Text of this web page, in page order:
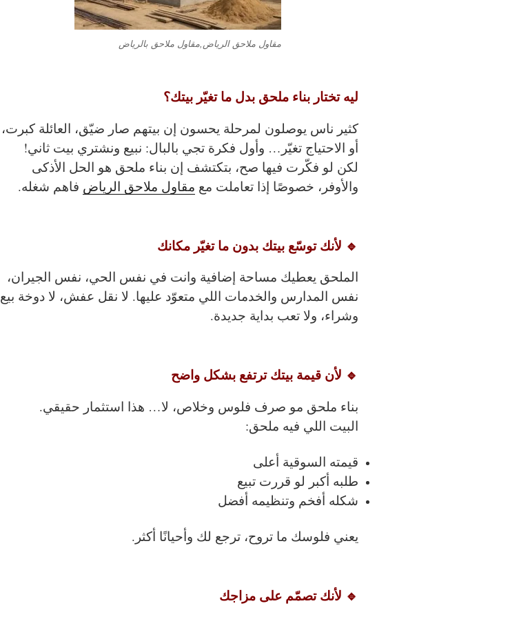
مقاول ملاحق الرياض,مقاول ملاحق بالرياض
ليه تختار بناء ملحق بدل ما تغيّر بيتك؟
كثير ناس يوصلون لمرحلة يحسون إن بيتهم صار ضيّق، العائلة كبرت،
أو الاحتياج تغيّر… وأول فكرة تجي بالبال: نبيع ونشتري بيت ثاني!
لكن لو فكّرت فيها صح، بتكتشف إن بناء ملحق هو الحل الأذكى
والأوفر، خصوصًا إذا تعاملت مع مقاول ملاحق الرياض فاهم شغله.
🔹 لأنك توسّع بيتك بدون ما تغيّر مكانك
الملحق يعطيك مساحة إضافية وانت في نفس الحي، نفس الجيران،
نفس المدارس والخدمات اللي متعوّد عليها. لا نقل عفش، لا دوخة بيع
وشراء، ولا تعب بداية جديدة.
🔹 لأن قيمة بيتك ترتفع بشكل واضح
بناء ملحق مو صرف فلوس وخلاص، لا… هذا استثمار حقيقي.
البيت اللي فيه ملحق:
قيمته السوقية أعلى
طلبه أكبر لو قررت تبيع
شكله أفخم وتنظيمه أفضل
يعني فلوسك ما تروح، ترجع لك وأحيانًا أكثر.
🔹 لأنك تصمّم على مزاجك